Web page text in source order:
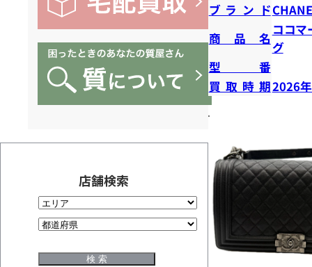
店舗検索
ブランド
商品名
ココマ
グ
型番
買取時期2026